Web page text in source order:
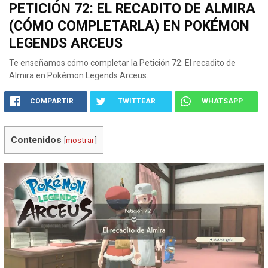
PETICIÓN 72: EL RECADITO DE ALMIRA
(CÓMO COMPLETARLA) EN POKÉMON
LEGENDS ARCEUS
Te enseñamos cómo completar la Petición 72: El recadito de
Almira en Pokémon Legends Arceus.
COMPARTIR TWITTEAR WHATSAPP
Contenidos [mostrar]